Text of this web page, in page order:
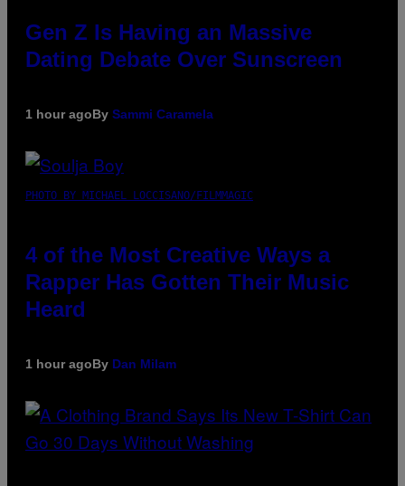
Gen Z Is Having an Massive
Dating Debate Over Sunscreen
1 hour agoBy Sammi Caramela
PHOTO BY MICHAEL LOCCISANO/FILMMAGIC
4 of the Most Creative Ways a
Rapper Has Gotten Their Music
Heard
1 hour agoBy Dan Milam